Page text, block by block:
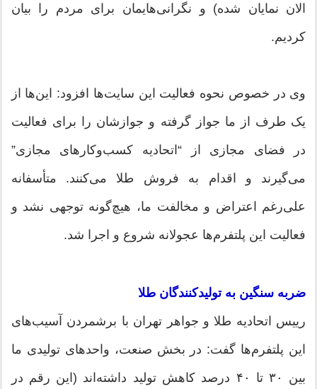
الان نمایان شده) و نگرانی‌هایمان برای مردم را بیان
کردیم.
وی در خصوص نحوه فعالیت این سایت‌ها افزود: این‌ها از
یک طرف از ما جواز گرفته و جوازشان را برای فعالیت
در فضای مجازی از “اتحادیه کسب‌وکارهای مجازی”
می‌گیرند و اقدام به فروش طلا می‌کنند. متأسفانه
علی‌رغم اعتراض و مخالفت ما، هیچ‌گونه توجهی نشد و
فعالیت این پلتفرم‌ها عجولانه شروع و اجرا شد.
ضربه سنگین به تولیدکنندگان طلا
رییس اتحادیه طلا و جواهر تهران با برشمردن آسیب‌های
این پلتفرم‌ها گفت: در بخش صنعت، واحدهای تولیدی ما
بین ۳۰ تا ۴۰ درصد کاهش تولید داشته‌اند (این رقم در